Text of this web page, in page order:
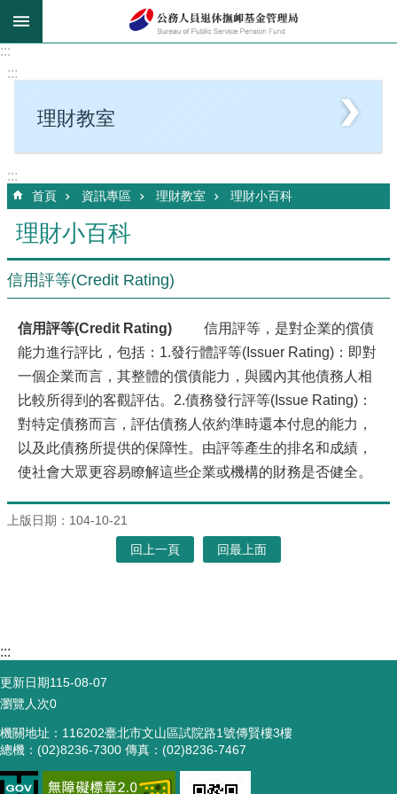
跳到主要內容區塊
:::
:::
理財教室
:::
首頁 資訊專區 理財教室 理財小百科
理財小百科
信用評等(Credit Rating)
信用評等(Credit Rating) 信用評等，是對企業的償債
能力進行評比，包括：1.發行體評等(Issuer Rating)：即對
一個企業而言，其整體的償債能力，與國內其他債務人相
比較所得到的客觀評估。2.債務發行評等(Issue Rating)：
對特定債務而言，評估債務人依約準時還本付息的能力，
以及此債務所提供的保障性。由評等產生的排名和成績，
使社會大眾更容易瞭解這些企業或機構的財務是否健全。
上版日期：104-10-21
回上一頁 回最上面
:::
更新日期115-08-07
瀏覽人次0
機關地址：116202臺北市文山區試院路1號傳賢樓3樓
總機：(02)8236-7300 傳真：(02)8236-7467